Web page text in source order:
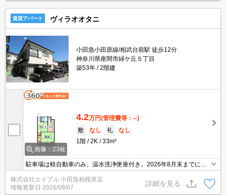
賃貸アパート ヴィラオオタニ
小田急小田原線/相武台前駅 徒歩12分
神奈川県座間市緑ケ丘５丁目
築53年
2階建
画像：23枚
4.2万円(管理費等：--)
敷
なし 礼
なし
1階
2K 33m²
駐車場は軽自動車のみ。温水洗浄便座付き。2026年8月末までにご
株式会社エイブル 小田急相模原店
情報更新日 2026/08/07
詳細を見る